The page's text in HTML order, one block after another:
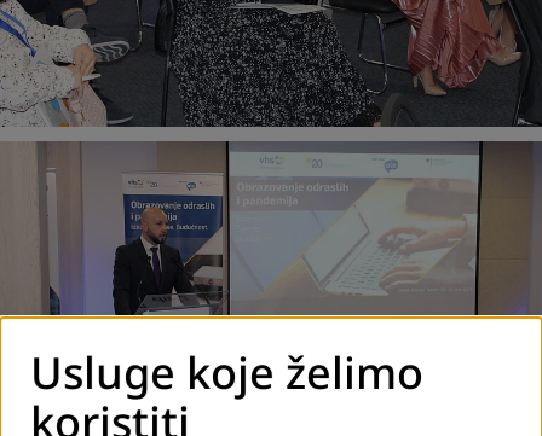
Usluge koje želimo
koristiti